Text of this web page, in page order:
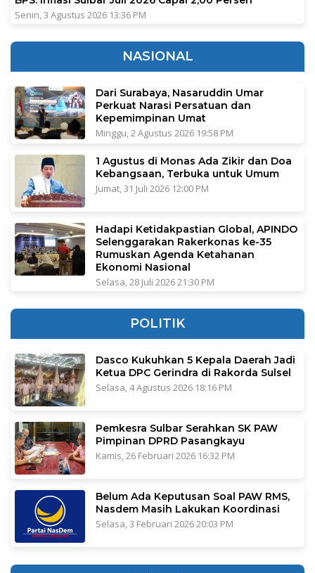
Senin, 3 Agustus 2026 13:36 PM
NASIONAL
Dari Surabaya, Nasaruddin Umar
Perkuat Narasi Persatuan dan
Kepemimpinan Umat
Minggu, 2 Agustus 2026 19:58 PM
1 Agustus di Monas Ada Zikir dan Doa
Kebangsaan, Terbuka untuk Umum
Jumat, 31 Juli 2026 12:00 PM
Hadapi Ketidakpastian Global, APINDO
Selenggarakan Rakerkonas ke-35
Rumuskan Agenda Ketahanan
Ekonomi Nasional
Selasa, 28 Juli 2026 21:30 PM
POLITIK
Dasco Kukuhkan 5 Kepala Daerah Jadi
Ketua DPC Gerindra di Rakorda Sulsel
Selasa, 4 Agustus 2026 18:16 PM
Pemkesra Sulbar Serahkan SK PAW
Pimpinan DPRD Pasangkayu
Kamis, 26 Februari 2026 16:32 PM
Belum Ada Keputusan Soal PAW RMS,
Nasdem Masih Lakukan Koordinasi
Selasa, 3 Februari 2026 20:03 PM